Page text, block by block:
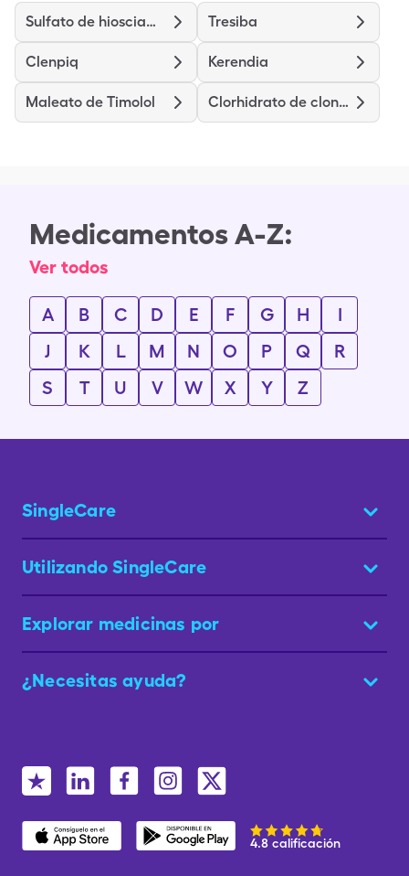
Sulfato de hiosciamina Tresiba
Clenpiq Kerendia
Maleato de Timolol Clorhidrato de clonidina
Medicamentos A-Z:
Ver todos
A B C D E F G H
I
J
K L M N O P Q
R
S
T U V W X Y Z
SingleCare
Utilizando SingleCare
Explorar medicinas por
¿Necesitas ayuda?
4.8 calificación